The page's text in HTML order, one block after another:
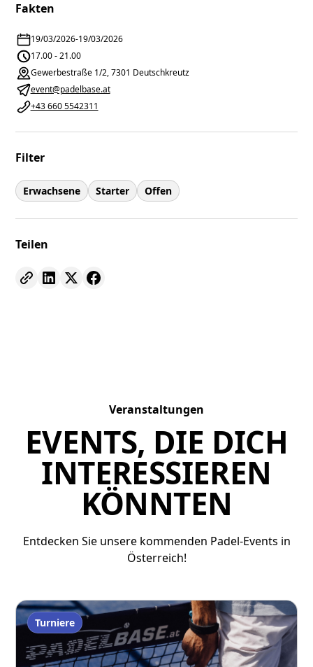
Fakten
19/03/2026-19/03/2026
17.00 - 21.00
Gewerbestraße 1/2, 7301 Deutschkreutz
event@padelbase.at
+43 660 5542311
Filter
Erwachsene Starter Offen
Teilen
Veranstaltungen
EVENTS, DIE DICH
INTERESSIEREN
KÖNNTEN
Entdecken Sie unsere kommenden Padel-Events in
Österreich!
Turniere